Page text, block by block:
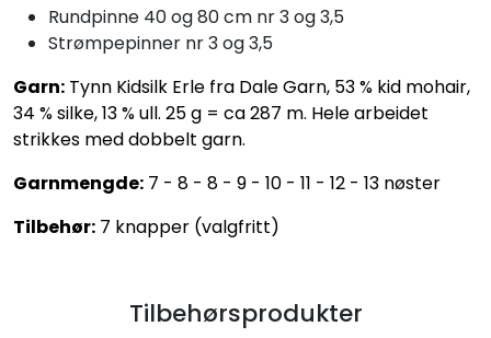
Rundpinne 40 og 80 cm nr 3 og 3,5
Strømpepinner nr 3 og 3,5
Garn: Tynn Kidsilk Erle fra Dale Garn, 53 % kid mohair,
34 % silke, 13 % ull. 25 g = ca 287 m. Hele arbeidet
strikkes med dobbelt garn.
Garnmengde: 7 - 8 - 8 - 9 - 10 - 11 - 12 - 13 nøster
Tilbehør: 7 knapper (valgfritt)
Tilbehørsprodukter